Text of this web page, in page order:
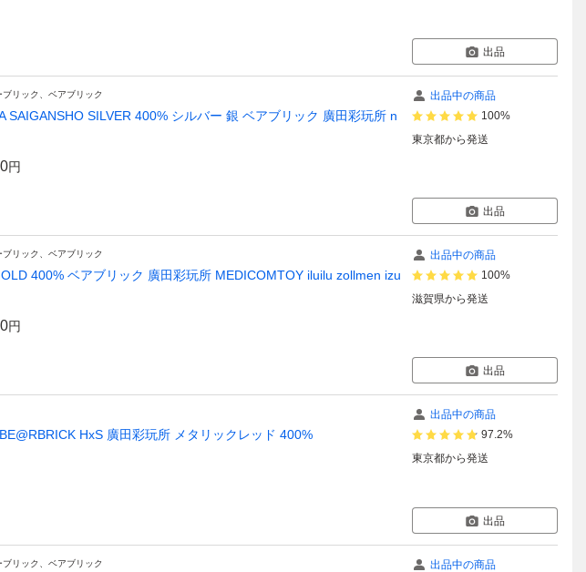
出品
ブリック、ベアブリック
SAIGANSHO SILVER 400% シルバー 銀 ベアブリック 廣田彩玩所 n
円
出品中の商品
100%
東京都から発送
出品
ブリック、ベアブリック
400% ベアブリック 廣田彩玩所 MEDICOMTOY iluilu zollmen izu
円
出品中の商品
100%
滋賀県から発送
出品
HxS 廣田彩玩所 メタリックレッド 400%
出品中の商品
97.2%
東京都から発送
出品
ブリック、ベアブリック
出品中の商品